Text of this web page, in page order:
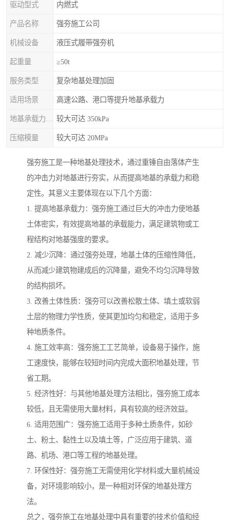
驱动型式 内燃式
产品名称 强夯施工公司
机械设备 液压式履带强夯机
起重量 ≥50t
服务类型 复杂地基处理加固
适用场景 高速公路、港口等提升地基承载力
较大可达 350kPa
压缩模量 较大可达 20MPa
强夯施工是一种地基处理技术，通过重锤自由落体产生
的冲击力对地基进行夯实，从而提高地基的承载力和稳
定性。其意义主要体现在以下几个方面：
1. 提高地基承载力：强夯施工通过巨大的冲击力使地基
土体密实，有效提高地基的承载能力，满足建筑物或工
程结构对地基强度的要求。
2. 减少沉降：通过强夯处理，地基土体的压缩性降低，
从而减少建筑物建成后的沉降量，避免不均匀沉降导致
的结构损坏。
3. 改善土体性质：强夯可以改善松散土体、填土或软弱
土层的物理力学性质，使其更加均匀和稳定，适用于多
种地质条件。
4. 施工效率高：强夯施工工艺简单，设备易于操作，施
工速度快，能够在较短时间内完成大面积地基处理，节
省工期。
5. 经济性好：与其他地基处理方法相比，强夯施工成本
较低，且无需使用大量材料，具有较高的经济效益。
6. 适用范围广：强夯施工适用于多种土质条件，如砂
土、粉土、黏性土以及填土等，广泛应用于建筑、道
路、机场、港口等工程的地基处理。
7. 环保性好：强夯施工无需使用化学材料或大量机械设
备，对环境影响较小，是一种相对环保的地基处理方
法。
总之，强夯施工在地基处理中具有重要的技术价值和经